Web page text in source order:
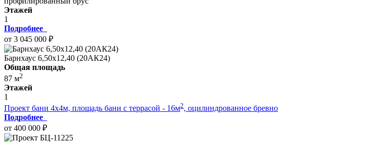
Этажей
1
Подробнее
от 3 045 000 ₽
Барнхаус 6,50х12,40 (20АК24)
Общая площадь
87 м2
Этажей
1
Проект бани 4х4м, площадь бани с террасой - 16м2, оцилиндрованное бревно
Подробнее
от 400 000 ₽